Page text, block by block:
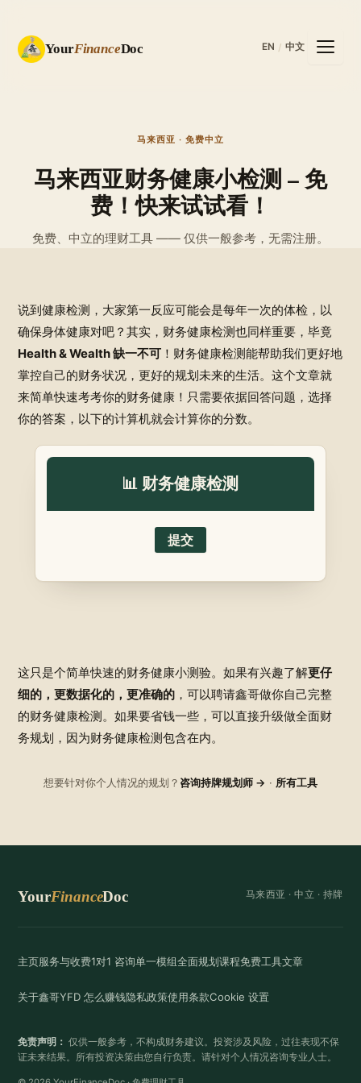
YourFinanceDoc EN / 中文
马来西亚 · 免费中立
马来西亚财务健康小检测 – 免
费！快来试试看！
免费、中立的理财工具 —— 仅供一般参考，无需注册。
说到健康检测，大家第一反应可能会是每年一次的体检，以
确保身体健康对吧？其实，财务健康检测也同样重要，毕竟
Health & Wealth 缺一不可 ！财务健康检测能帮助我们更好地
掌控自己的财务状况，更好的规划未来的生活。这个文章就
来简单快速考考你的财务健康！只需要依据回答问题，选择
你的答案，以下的计算机就会计算你的分数。
📊 财务健康检测
提交
这只是个简单快速的财务健康小测验。如果有兴趣了解更仔
细的，更数据化的，更准确的 ，可以聘请鑫哥做你自己完整
的财务健康检测。如果要省钱一些，可以直接升级做全面财
务规划，因为财务健康检测包含在内。
想要针对你个人情况的规划？ 咨询持牌规划师 → · 所有工具
YourFinanceDoc 马来西亚 ·中立 · 持牌
主页服务与收费1对1 咨询单一模组全面规划课程免费工具文章
关于鑫哥YFD 怎么赚钱隐私政策使用条款Cookie 设置
免责声明： 仅供一般参考，不构成财务建议。投资涉及风险，过往表现不保
证未来结果。所有投资决策由您自行负责。请针对个人情况咨询专业人士。